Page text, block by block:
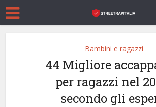
Bambini e ragazzi
44 Migliore
per ragazzi nel
secondo gli